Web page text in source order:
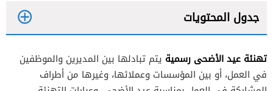
جدول المحتويات
تهنئة عيد الأضحى رسمية يتم تبادلها بين المديرين والموظفين
في العمل، أو بين المؤسسات وعملائها، وغيرها من أطراف